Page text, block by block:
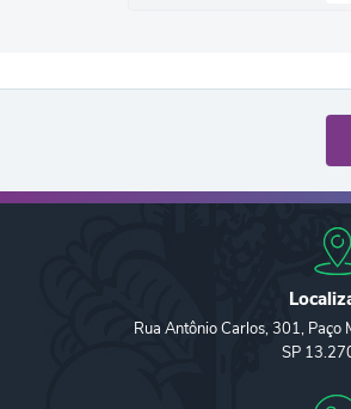
Rua Antônio Carlos, 301, Paço
SP